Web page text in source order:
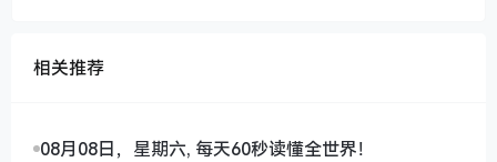
相关推荐
08月08日，星期六, 每天60秒读懂全世界！